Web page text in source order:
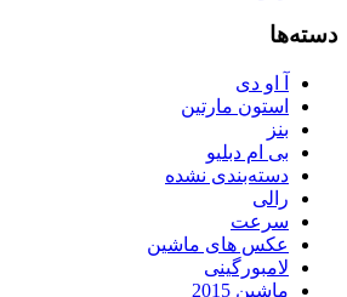
دسته‌ها
آ او دی
استون مارتین
بنز
بی ام دبلیو
دسته‌بندی نشده
رالی
سرعت
عکس های ماشین
لامبورگینی
ماشین 2015